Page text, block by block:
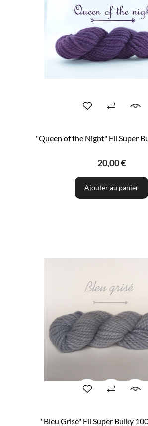
"Queen of the Night" Fil Super
20,00 €
Ajouter au panier
"Bleu Grisé" Fil Super Bulky